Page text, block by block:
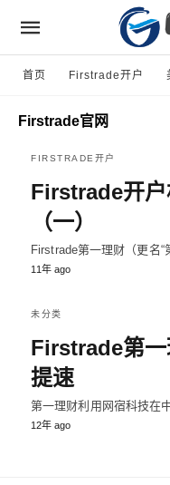
首页 Firstrade开户
Firstrade官网
FIRSTRADE开户
Firstrade开
（一）
Firstrade第一理财（更名
11年 ago
未分类
Firstrade第
提速
第一理财利用网宿科技在
12年 ago